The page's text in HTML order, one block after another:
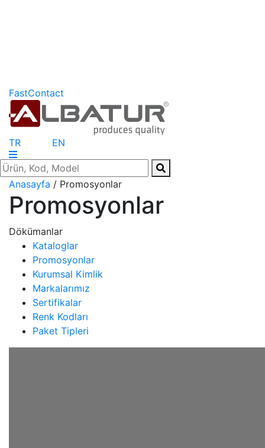
FastContact
TR EN
Anasayfa / Promosyonlar
Promosyonlar
Dökümanlar
Kataloglar
Promosyonlar
Kurumsal Kimlik
Markalarımız
Sertifikalar
Renk Kodları
Paket Tipleri